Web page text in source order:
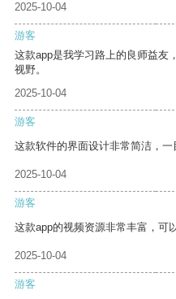
2025-10-04
游客
这款app是我学习路上的良师益友
视野。
2025-10-04
游客
这款软件的界面设计非常简洁，一
2025-10-04
游客
这款app的视频资源非常丰富，可
2025-10-04
游客